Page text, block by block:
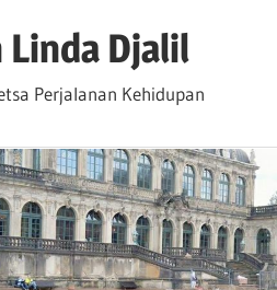
Linda Djalil
Perjalanan Kehidupan